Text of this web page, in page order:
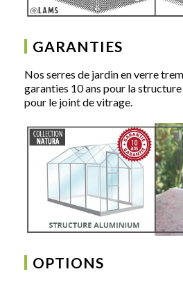
GARANTIES
Nos serres de jardin en verre
garanties 10 ans pour la
pour le joint de vitrage.
OPTIONS